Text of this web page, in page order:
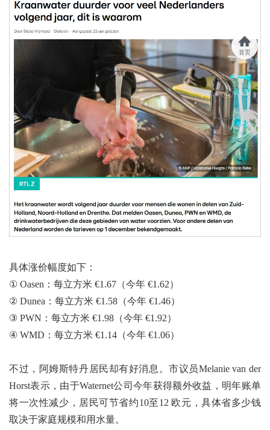
具体涨价幅度如下：
① Oasen：每立方米 €1.67（今年 €1.62）
② Dunea：每立方米 €1.58（今年 €1.46）
③ PWN：每立方米 €1.98（今年 €1.92）
④ WMD：每立方米 €1.14（今年 €1.06）
不过，阿姆斯特丹居民却有好消息。市议员Melanie van der
Horst表示，由于Waternet公司今年获得额外收益，明年账单
将一次性减少，居民可节省约10至12 欧元，具体省多少钱
取决于家庭规模和用水量。
首页